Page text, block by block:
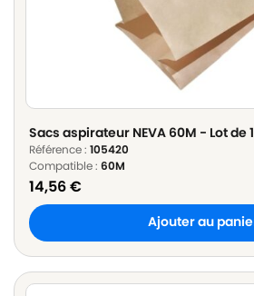
Sacs aspirateur NEVA 60M - Lot de
Référence : 105420
Compatible : 60M
14,56€
Ajouter au